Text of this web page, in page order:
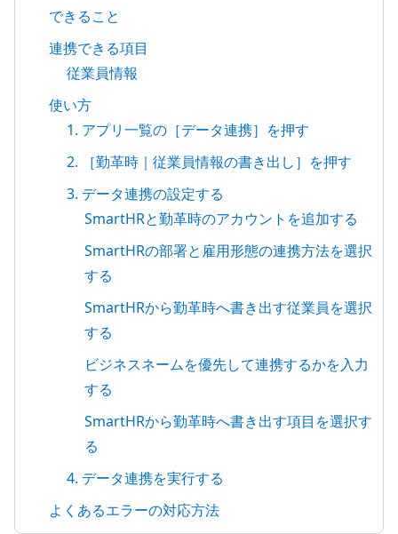
できること
連携できる項目
従業員情報
使い方
1. アプリ一覧の［データ連携］を押す
2. ［勤革時｜従業員情報の書き出し］を押す
3. データ連携の設定する
SmartHRと勤革時のアカウントを追加する
SmartHRの部署と雇用形態の連携方法を選択
する
SmartHRから勤革時へ書き出す従業員を選択
する
ビジネスネームを優先して連携するかを入力
する
SmartHRから勤革時へ書き出す項目を選択す
る
4. データ連携を実行する
よくあるエラーの対応方法